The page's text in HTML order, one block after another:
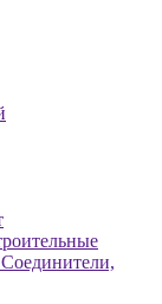
Соединители,